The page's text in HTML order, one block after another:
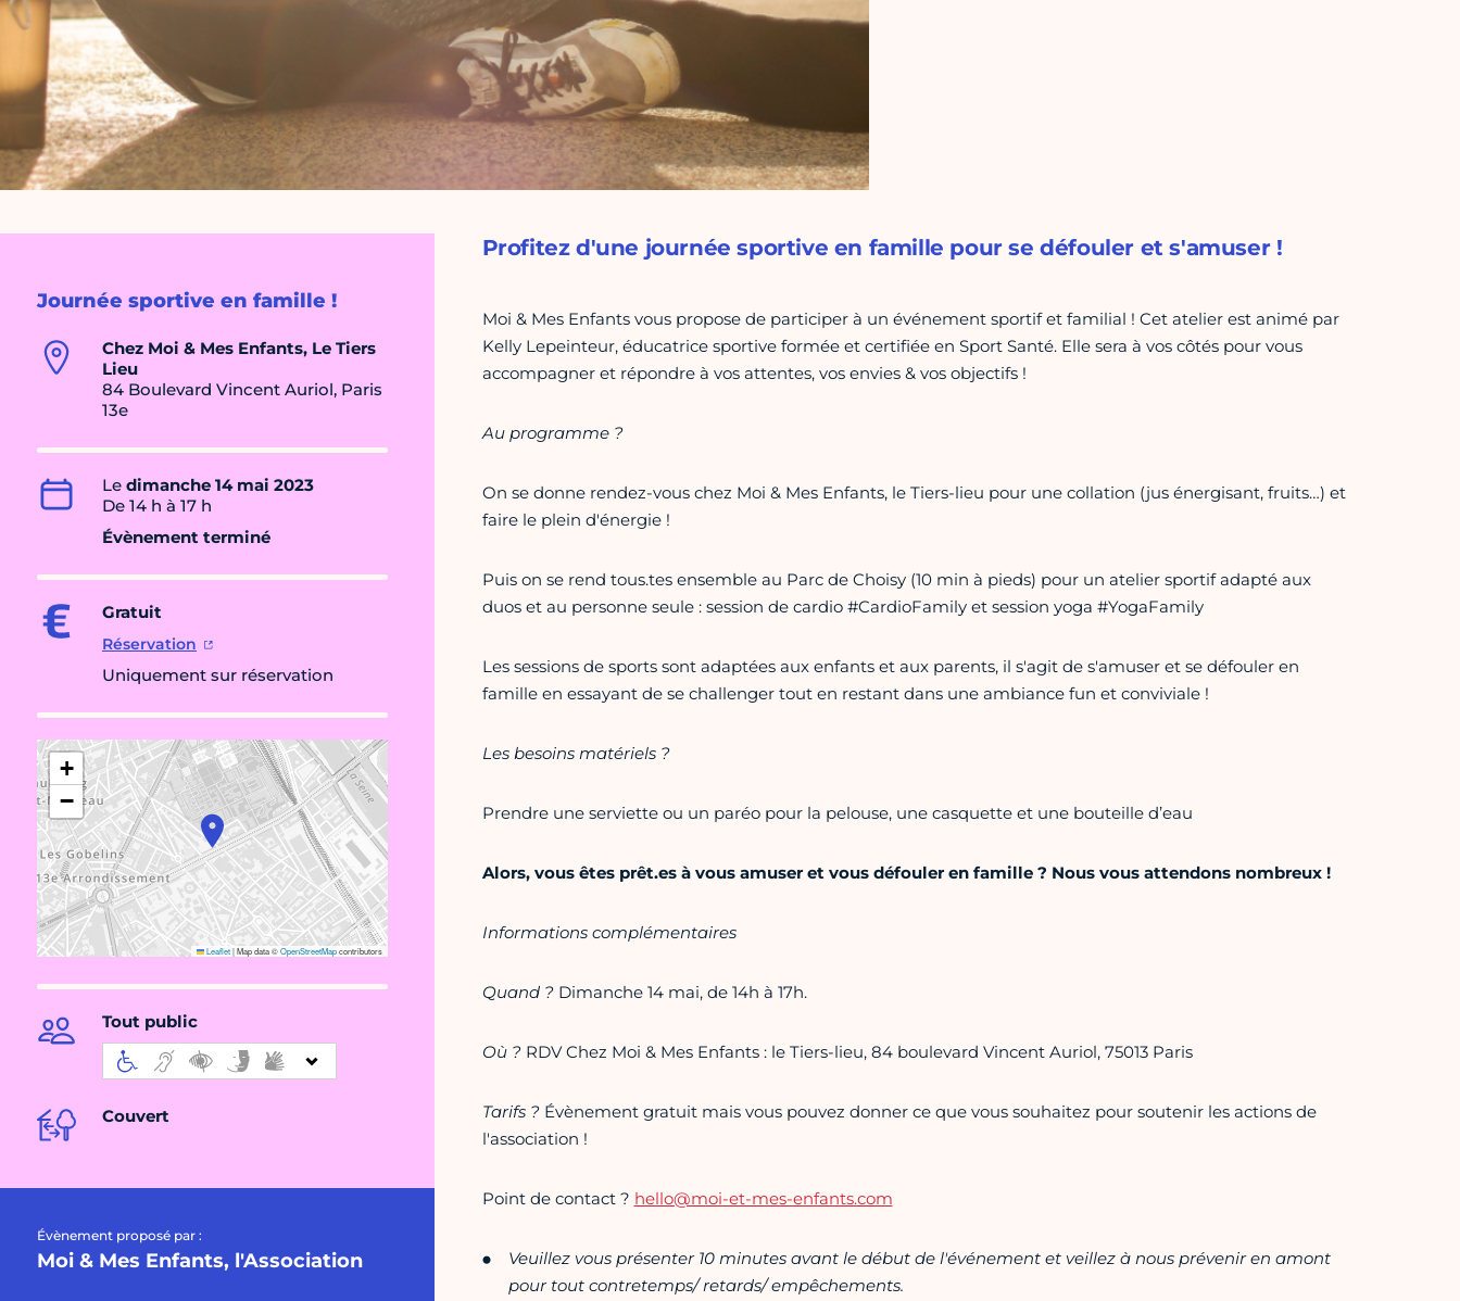
Journée sportive en famille !
Chez Moi & Mes Enfants, Le Tiers
Lieu
84 Boulevard Vincent Auriol, Paris
13e
Le dimanche 14 mai 2023
De 14 h à 17 h
Évènement terminé
Gratuit
Réservation
Uniquement sur réservation
+
−
Leaflet|Map data ©OpenStreetMapcontributors
Tout public
Couvert
Évènement proposé par :
Moi & Mes Enfants, l'Association
Profitez d'une journée sportive en famille pour se défouler et s'amuser !
Moi & Mes Enfants vous propose de participer à un événement sportif et familial ! Cet atelier est animé par
Kelly Lepeinteur, éducatrice sportive formée et certifiée en Sport Santé. Elle sera à vos côtés pour vous
accompagner et répondre à vos attentes, vos envies & vos objectifs !
Au programme ?
On se donne rendez-vous chez Moi & Mes Enfants, le Tiers-lieu pour une collation (jus énergisant, fruits…) et
faire le plein d'énergie !
Puis on se rend tous.tes ensemble au Parc de Choisy (10 min à pieds) pour un atelier sportif adapté aux
duos et au personne seule : session de cardio #CardioFamily et session yoga #YogaFamily
Les sessions de sports sont adaptées aux enfants et aux parents, il s'agit de s'amuser et se défouler en
famille en essayant de se challenger tout en restant dans une ambiance fun et conviviale !
Les besoins matériels ?
Prendre une serviette ou un paréo pour la pelouse, une casquette et une bouteille d’eau
Alors, vous êtes prêt.es à vous amuser et vous défouler en famille ? Nous vous attendons nombreux !
Informations complémentaires
Quand ?Dimanche 14 mai, de 14h à 17h.
Où ? RDV Chez Moi & Mes Enfants : le Tiers-lieu, 84 boulevard Vincent Auriol, 75013 Paris
Tarifs ?Évènement gratuit mais vous pouvez donner ce que vous souhaitez pour soutenir les actions de
l'association !
Point de contact ? hello@moi-et-mes-enfants.com
Veuillez vous présenter 10 minutes avant le début de l'événement et veillez à nous prévenir en amont
pour tout contretemps/ retards/ empêchements.